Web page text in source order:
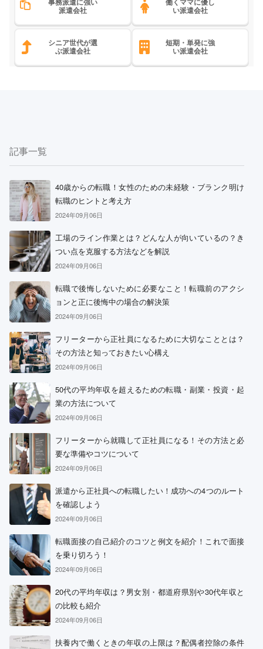
派遣会社 い派遣会社
シニア世代が選
ぶ派遣会社
短期・単発に強
い派遣会社
記事一覧
40歳からの転職！女性のための未経験・ブランク明け
転職のヒントと考え方
2024年09月06日
工場のライン作業とは？どんな人が向いているの？き
つい点を克服する方法などを解説
2024年09月06日
転職で後悔しないために必要なこと！転職前のアクシ
ョンと正に後悔中の場合の解決策
2024年09月06日
フリーターから正社員になるために大切なこととは？
その方法と知っておきたい心構え
2024年09月06日
50代の平均年収を超えるための転職・副業・投資・起
業の方法について
2024年09月06日
フリーターから就職して正社員になる！その方法と必
要な準備やコツについて
2024年09月06日
派遣から正社員への転職したい！成功への4つのルート
を確認しよう
2024年09月06日
転職面接の自己紹介のコツと例文を紹介！これで面接
を乗り切ろう！
2024年09月06日
20代の平均年収は？男女別・都道府県別や30代年収と
の比較も紹介
2024年09月06日
扶養内で働くときの年収の上限は？配偶者控除の条件